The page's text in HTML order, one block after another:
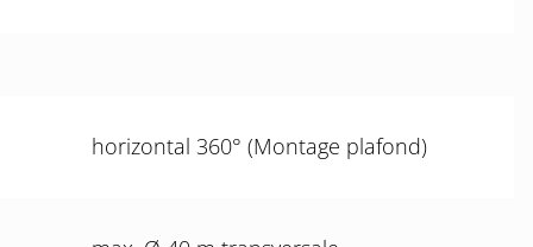
horizontal 360° (Montage plafond)